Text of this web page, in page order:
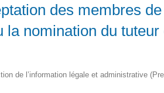
des membres
la nomination du
de l’information légale et administrative